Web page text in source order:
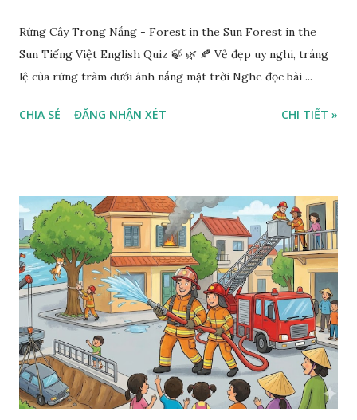
Rừng Cây Trong Nắng - Forest in the Sun Forest in the
Sun Tiếng Việt English Quiz 🍃 🌿 🍂 Vẻ đẹp uy nghi, tráng
lệ của rừng tràm dưới ánh nắng mặt trời Nghe đọc bài ...
CHIA SẺ ĐĂNG NHẬN XÉT CHI TIẾT »